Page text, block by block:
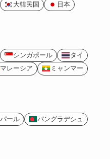
大韓民国
日本
シンガポール
タイ
マレーシア
ミャンマー
ール
バングラデシュ